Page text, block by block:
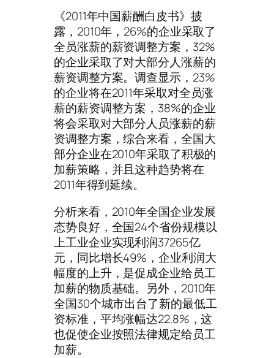
《2011年中国薪酬白皮书》披
露，2010年，26%的企业采取了
全员涨薪的薪资调整方案，32%
的企业采取了对大部分人涨薪的
薪资调整方案。调查显示，23%
的企业将在2011年采取对全员涨
薪的薪资调整方案，38%的企业
将会采取对大部分人员涨薪的薪
资调整方案，综合来看，全国大
部分企业在2010年采取了积极的
加薪策略，并且这种趋势将在
2011年得到延续。
分析来看，2010年全国企业发展
态势良好，全国24个省份规模以
上工业企业实现利润37265亿
元，同比增长49%，企业利润大
幅度的上升，是促成企业给员工
加薪的物质基础。另外，2010年
全国30个城市出台了新的最低工
资标准，平均涨幅达22.8%，这
也促使企业按照法律规定给员工
加薪。